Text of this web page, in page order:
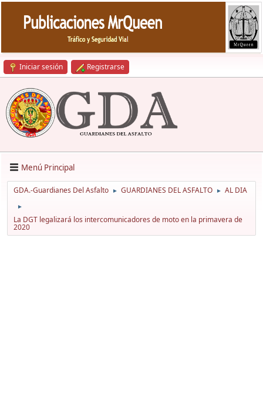
Iniciar sesión Registrarse
Menú Principal
GDA.-Guardianes Del Asfalto ► GUARDIANES DEL ASFALTO ► AL DIA
►
La DGT legalizará los intercomunicadores de moto en la primavera de
2020